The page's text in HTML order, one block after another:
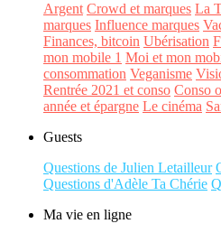
Argent Crowd et marques La
marques Influence marques
Finances, bitcoin Ubérisation
mon mobile 1 Moi et mon
consommation Veganisme
Rentrée 2021 et conso Conso
année et épargne Le cinéma
Guests
Questions de Julien Letailleur
Questions d'Adèle Ta Chérie
Ma vie en ligne